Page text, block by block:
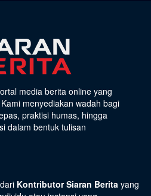
media berita online yang
menyediakan wadah bagi
praktisi humas, hingga
dalam bentuk tulisan
Kontributor Siaran Berita yang